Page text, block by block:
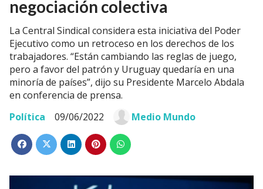
negociación colectiva
La Central Sindical considera esta iniciativa del Poder
Ejecutivo como un retroceso en los derechos de los
trabajadores. “Están cambiando las reglas de juego,
pero a favor del patrón y Uruguay quedaría en una
minoría de países”, dijo su Presidente Marcelo Abdala
en conferencia de prensa.
Política
09/06/2022 Medio Mundo